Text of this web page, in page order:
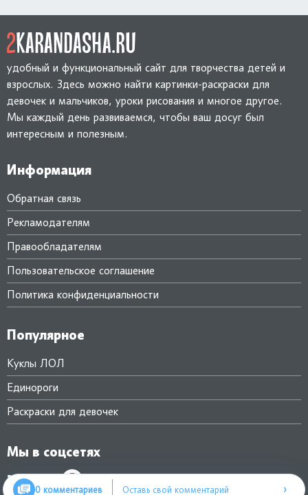
0 комментариев Оставь свой комментарий ›
удобный и функциональный сайт для творчества детей и
взрослых. Здесь можно найти картинки-раскраски для
девочек и мальчиков, уроки рисования и многое другое.
Мы каждый день развиваемся, чтобы ваш досуг был
интересным и полезным.
Информация
Обратная связь
Рекламодателям
Правообладателям
Пользовательское соглашение
Политика конфиденциальности
Популярное
Куклы ЛОЛ
Единороги
Раскраски для девочек
Мы в соцсетях